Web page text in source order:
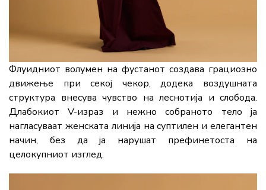
Флуидниот волумен на фустанот создава грациозно
движење при секој чекор, додека воздушната
структура внесува чувство на леснотија и слобода.
Длабокиот V-израз и нежно собраното тело ја
нагласуваат женската линија на суптилен и елегантен
начин, без да ја нарушат префинетоста на
целокупниот изглед.